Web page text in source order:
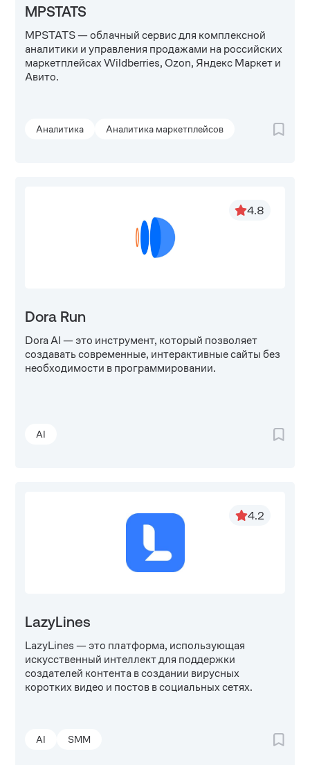
MPSTATS
MPSTATS — облачный сервис для комплексной
аналитики и управления продажами на российских
маркетплейсах Wildberries, Ozon, Яндекс Маркет и
Авито.
Аналитика Аналитика маркетплейсов
4.8
Dora Run
Dora AI — это инструмент, который позволяет
создавать современные, интерактивные сайты без
необходимости в программировании.
AI
4.2
LazyLines
LazyLines — это платформа, использующая
искусственный интеллект для поддержки
создателей контента в создании вирусных
коротких видео и постов в социальных сетях.
AI SMM